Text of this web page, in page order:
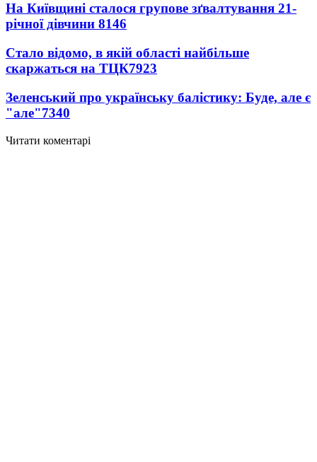
На Київщині сталося групове зґвалтування 21-
річної дівчини 8146
Стало відомо, в якій області найбільше
скаржаться на ТЦК7923
Зеленський про українську балістику: Буде, але є
"але"7340
Читати коментарі